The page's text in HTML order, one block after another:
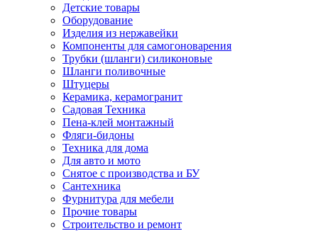
Детские товары
Оборудование
Изделия из нержавейки
Компоненты для самогоноварения
Трубки (шланги) силиконовые
Шланги поливочные
Штуцеры
Керамика, керамогранит
Садовая Техника
Пена-клей монтажный
Фляги-бидоны
Техника для дома
Для авто и мото
Снятое с производства и БУ
Сантехника
Фурнитура для мебели
Прочие товары
Строительство и ремонт